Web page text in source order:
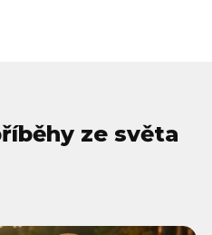
ze světa